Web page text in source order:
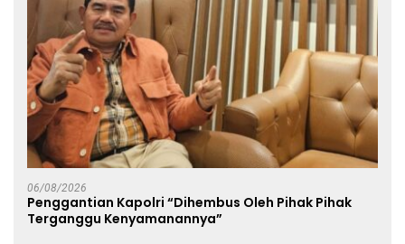
06/08/2026
Penggantian Kapolri “Dihembus Oleh Pihak Pihak
Terganggu Kenyamanannya”